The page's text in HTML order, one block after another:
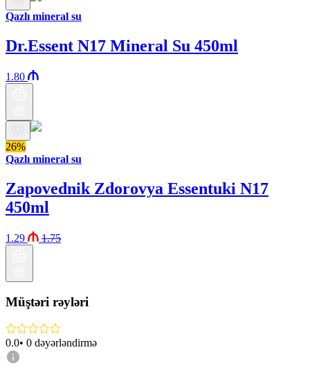
Qazlı mineral su
Dr.Essent N17 Mineral Su 450ml
1.80
26%
Qazlı mineral su
Zapovednik Zdorovya Essentuki N17
450ml
1.29 1.75
Müştəri rəyləri
0.0• 0 dəyərləndirmə